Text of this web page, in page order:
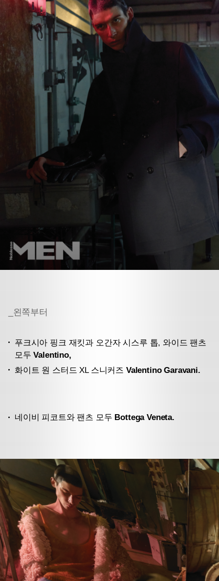
_왼쪽부터
푸크시아 핑크 재킷과 오간자 시스루 톱, 와이드 팬츠
모두Valentino,
화이트 원 스터드 XL 스니커즈 Valentino Garavani.
네이비 피코트와 팬츠 모두 Bottega Veneta.